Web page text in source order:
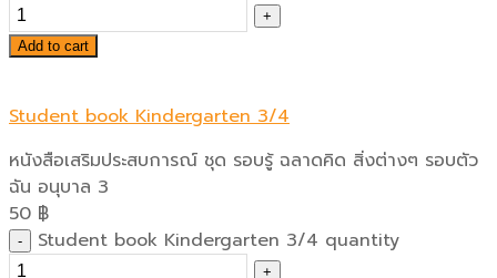
Add to cart
Student book Kindergarten 3/4
หนังสือเสริมประสบการณ์ ชุด รอบรู้ ฉลาดคิด สิ่งต่างๆ รอบตัว
ฉัน อนุบาล 3
50 ฿
Student book Kindergarten 3/4 quantity